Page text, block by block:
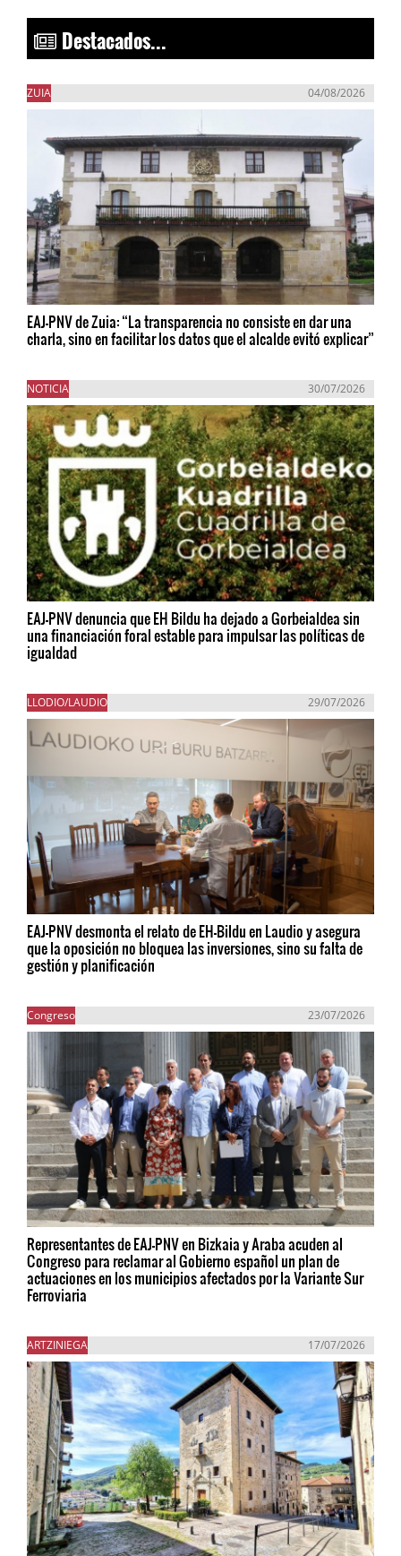
Destacados...
ZUIA 04/08/2026
EAJ-PNV de Zuia: “La transparencia no consiste en dar una
charla, sino en facilitar los datos que el alcalde evitó explicar”
NOTICIA 30/07/2026
EAJ-PNV denuncia que EH Bildu ha dejado a Gorbeialdea sin
una financiación foral estable para impulsar las políticas de
igualdad
LLODIO/LAUDIO 29/07/2026
EAJ-PNV desmonta el relato de EH-Bildu en Laudio y asegura
que la oposición no bloquea las inversiones, sino su falta de
gestión y planificación
Congreso 23/07/2026
Representantes de EAJ-PNV en Bizkaia y Araba acuden al
Congreso para reclamar al Gobierno español un plan de
actuaciones en los municipios afectados por la Variante Sur
Ferroviaria
ARTZINIEGA 17/07/2026